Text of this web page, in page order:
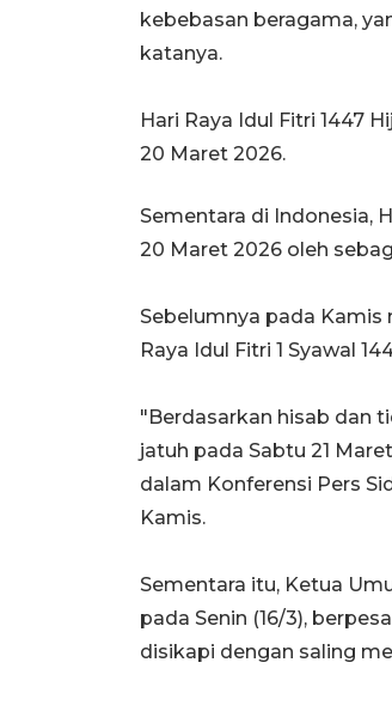
kebebasan beragama,
katanya.
Hari Raya Idul Fitri 1447
20 Maret 2026.
Sementara di Indonesia,
20 Maret 2026 oleh
Sebelumnya pada Kamis
Raya Idul Fitri 1 Syawal
"Berdasarkan hisab dan
jatuh pada Sabtu 21
dalam Konferensi Pers
Kamis.
Sementara itu, Ketua
pada Senin (16/3),
disikapi dengan saling